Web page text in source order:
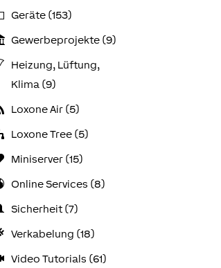
Geräte (153)
Gewerbeprojekte (9)
Heizung, Lüftung,
Klima (9)
Loxone Air (5)
Loxone Tree (5)
Miniserver (15)
Online Services (8)
Sicherheit (7)
Verkabelung (18)
Video Tutorials (61)